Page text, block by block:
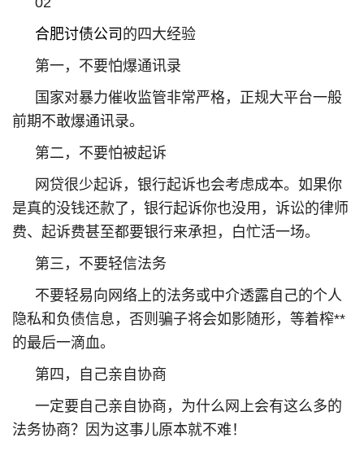
合肥讨债公司 的四大经验
第一，不要怕爆通讯录
国家对暴力催收监管非常严格，正规大平台一般
前期不敢爆通讯录。
第二，不要怕被起诉
网贷很少起诉，银行起诉也会考虑成本。如果你
是真的没钱还款了，银行起诉你也没用，诉讼的律师
费、起诉费甚至都要银行来承担，白忙活一场。
第三，不要轻信法务
不要轻易向网络上的法务或中介透露自己的个人
隐私和负债信息，否则骗子将会如影随形，等着榨**
的最后一滴血。
第四，自己亲自协商
一定要自己亲自协商，为什么网上会有这么多的
法务协商？因为这事儿原本就不难！